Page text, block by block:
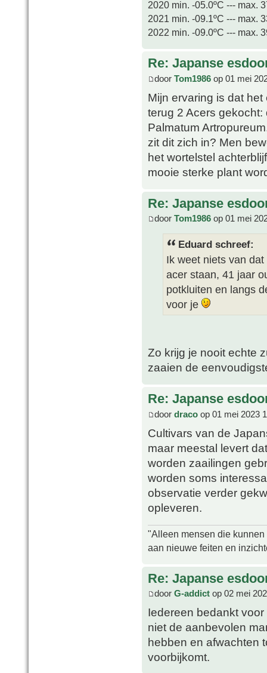
2020 min. -05.0ºC --- max.
2021 min. -09.1ºC --- max.
2022 min. -09.0ºC --- max.
Re: Japanse
door Tom1986 op 01 mei
Mijn ervaring is dat
terug 2 Acers
Palmatum
zit dit zich in? Men
het wortelstel
mooie sterke plant
Re: Japanse
door Tom1986 op 01 mei
Eduard schreef:
Ik weet niets van
acer staan, 41 jaar
potkluiten en langs
voor je
Zo krijg je nooit echte
zaaien de
Re: Japanse
door draco op 01 mei 2023
Cultivars van de
maar meestal levert
worden zaailingen
worden soms
observatie verder
opleveren.
"Alleen mensen die
aan nieuwe feiten en
Re: Japanse
door G-addict op 02 mei
Iedereen bedankt
niet de aanbevolen
hebben en afwachten
voorbijkomt.